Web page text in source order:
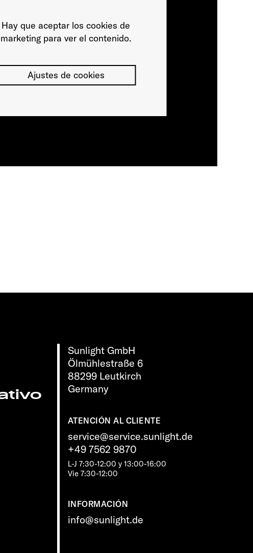
Hay que aceptar los cookies de
marketing para ver el contenido.
Ajustes de cookies
Sunlight GmbH
Ölmühlestraße 6
88299 Leutkirch
Germany
ATENCIÓN AL CLIENTE
service@service.sunlight.de
+49 7562 9870
L-J 7:30-12:00 y 13:00-16:00
Vie 7:30-12:00
INFORMACIÓN
info@sunlight.de